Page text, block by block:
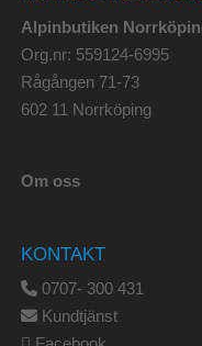
Alpinbutiken
Org.nr: 559124-6995
Rågången 71-73
602 11 Norrköping
Om oss
KONTAKT
0707- 300 431
Kundtjänst